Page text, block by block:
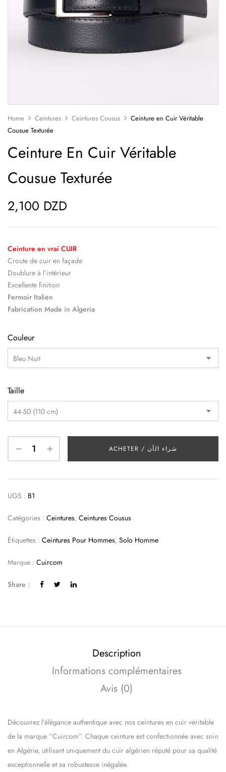
Home Ceintures Ceintures Cousus
Ceinture en Cuir Véritable
Cousue Texturée
Ceinture En Cuir Véritable
Cousue Texturée
2,100 DZD
Ceinture en vrai CUIR
Croute de cuir en façade
Doublure à l’intérieur
Excellente finition
Fermoir Italien
Fabrication Made in Algeria
Couleur
Taille
ACHETER / شراء الآن
UGS : B1
Catégories : Ceintures, Ceintures Cousus
Étiquettes : Ceintures Pour Hommes, Solo Homme
Marque : Cuircom
Share :
Description
Informations complémentaires
Avis (0)
Découvrez l’élégance authentique avec nos ceintures en cuir véritable
de la marque “Cuircom”. Chaque ceinture est confectionnée avec soin
en Algérie, utilisant uniquement du cuir algérien réputé pour sa qualité
exceptionnelle et sa robustesse inégalée.